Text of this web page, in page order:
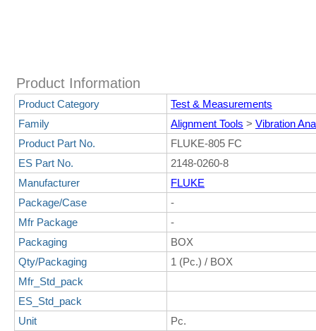
Product Information
Product Category
Test & Measurements
Family
Alignment Tools > Vibration
Product Part No.
FLUKE-805 FC
ES Part No.
2148-0260-8
Manufacturer
FLUKE
Package/Case
-
Mfr Package
-
Packaging
BOX
Qty/Packaging
1 (Pc.) / BOX
Mfr_Std_pack
ES_Std_pack
Unit
Pc.